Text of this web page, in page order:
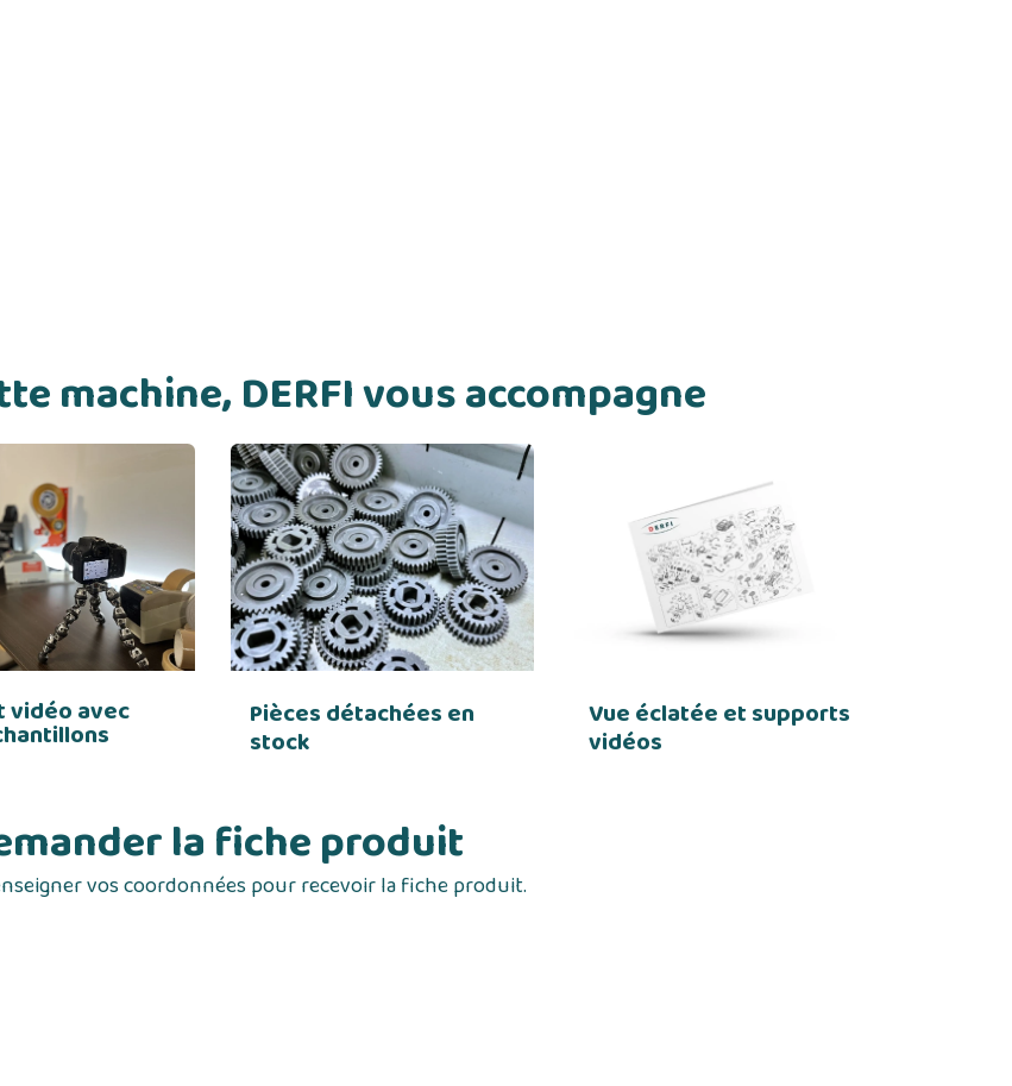
machine, DERFI vous accompagne
vidéo avec Pièces détachées en
stock
Vue éclatée et supports
vidéos
la fiche produit
vos coordonnées pour recevoir la fiche produit.